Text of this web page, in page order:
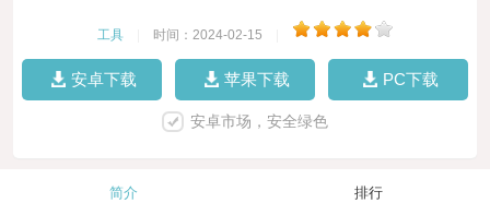
工具 时间：2024-02-15
安卓下载 苹果下载 PC下载
安卓市场，安全绿色
简介 排行